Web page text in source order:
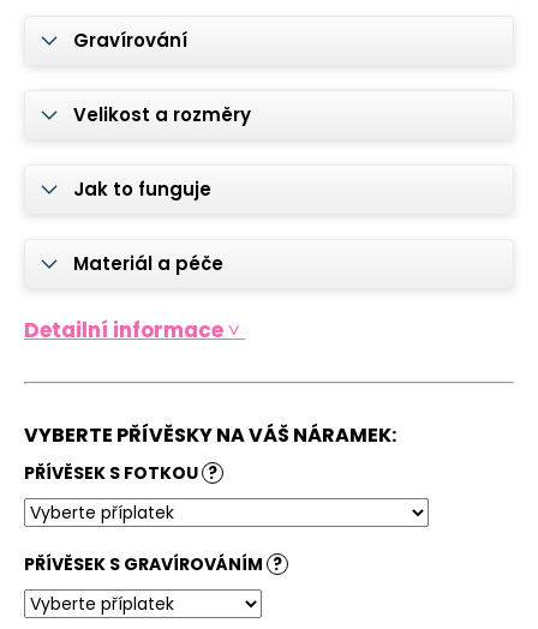
Gravírování
Velikost a rozměry
Jak to funguje
Materiál a péče
Detailní informace ˅
VYBERTE PŘÍVĚSKY NA VÁŠ NÁRAMEK:
PŘÍVĚSEK S FOTKOU ?
PŘÍVĚSEK S GRAVÍROVÁNÍM ?
m
GRAVÍROVÁNÍM
HÁDEK
Kč